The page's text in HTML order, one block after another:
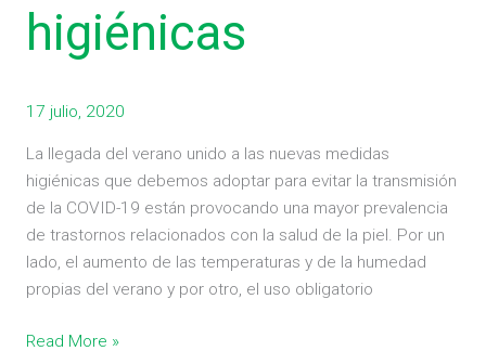
higiénicas
17 julio, 2020
La llegada del verano unido a las nuevas medidas
higiénicas que debemos adoptar para evitar la transmisión
de la COVID-19 están provocando una mayor prevalencia
de trastornos relacionados con la salud de la piel. Por un
lado, el aumento de las temperaturas y de la humedad
propias del verano y por otro, el uso obligatorio
Read More »